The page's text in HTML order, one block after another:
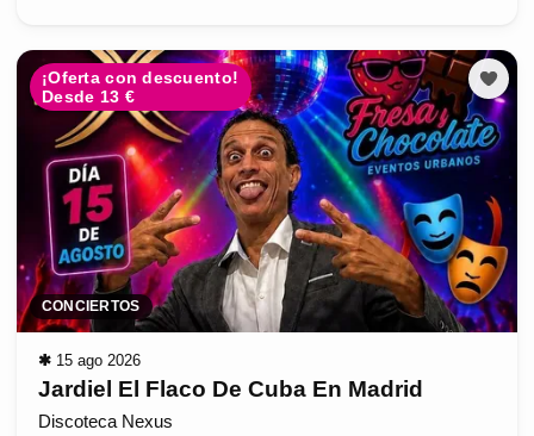
¡Oferta con descuento!
Desde 13 €
CONCIERTOS
✱ 15 ago 2026
Jardiel El Flaco De Cuba En Madrid
Discoteca Nexus